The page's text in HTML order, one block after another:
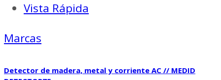
Vista Rápida
Marcas
Detector de madera, metal y corriente AC // MEDID